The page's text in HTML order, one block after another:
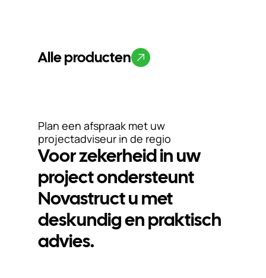
Alle producten
Plan een afspraak met uw
projectadviseur in de regio
Voor zekerheid in uw
project ondersteunt
Novastruct u met
deskundig en praktisch
advies.